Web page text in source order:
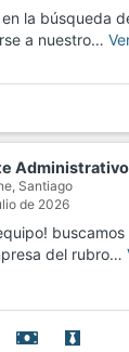
la búsqueda
a nuestro…
Administrativo
Santiago
de 2026
del rubro…